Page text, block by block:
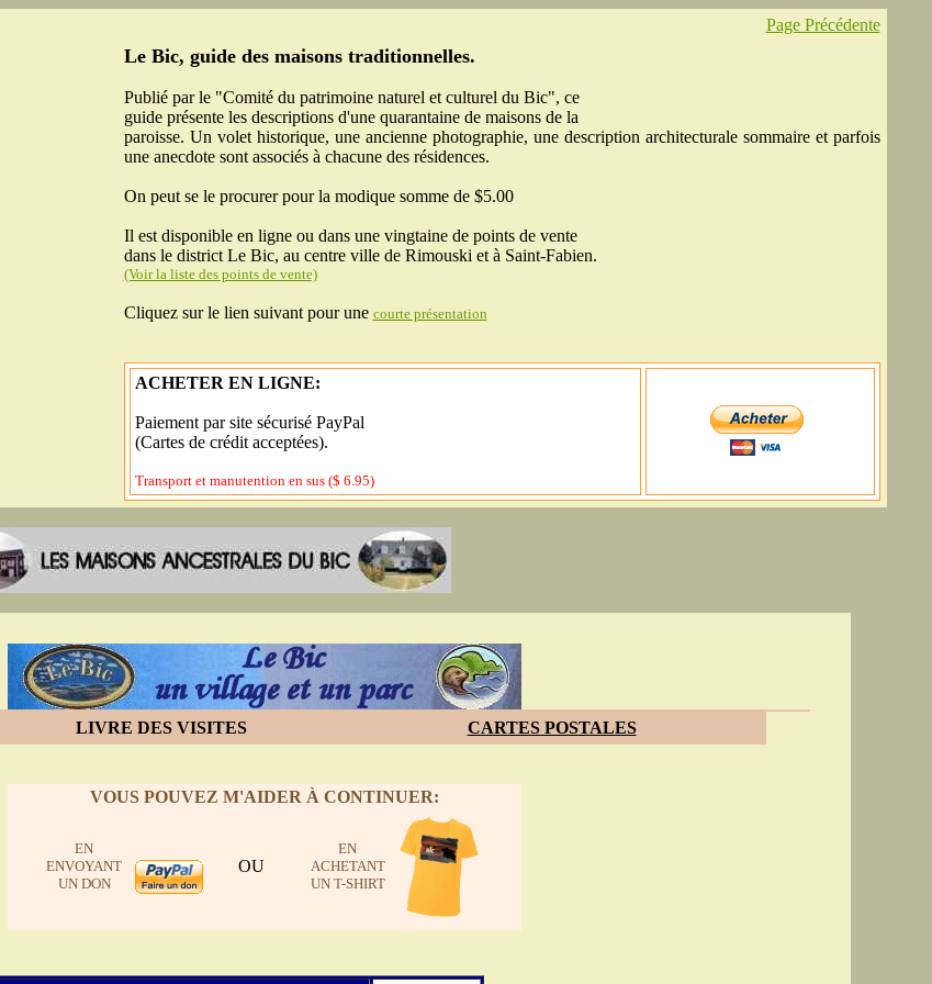
Page Précédente
Le Bic, guide des maisons traditionnelles.
Publié par le "Comité du patrimoine naturel et culturel du Bic", ce
guide présente les descriptions d'une quarantaine de maisons de la
paroisse. Un volet historique, une ancienne photographie, une description architecturale sommaire et parfois
une anecdote sont associés à chacune des résidences.
On peut se le procurer pour la modique somme de $5.00
Il est disponible en ligne ou dans une vingtaine de points de vente
dans le district Le Bic, au centre ville de Rimouski et à Saint-Fabien.
(Voir la liste des points de vente)
Cliquez sur le lien suivant pour une courte présentation
ACHETER EN LIGNE:
Paiement par site sécurisé PayPal
(Cartes de crédit acceptées).
Transport et manutention en sus ($ 6.95)
LIVRE DES VISITES CARTES POSTALES
VOUS POUVEZ M'AIDER À CONTINUER:
EN
ENVOYANT
UN DON
OU
EN
ACHETANT
UN T-SHIRT